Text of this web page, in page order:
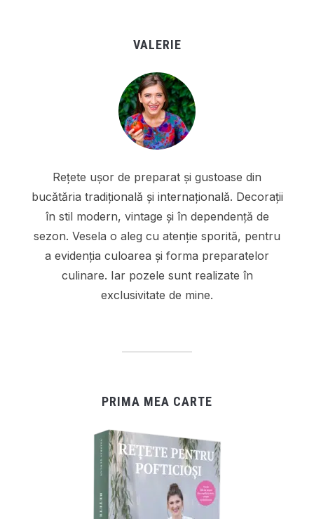
VALERIE
Rețete ușor de preparat și gustoase din
bucătăria tradițională și internațională. Decorații
în stil modern, vintage și în dependență de
sezon. Vesela o aleg cu atenție sporită, pentru
a evidenția culoarea și forma preparatelor
culinare. Iar pozele sunt realizate în
exclusivitate de mine.
PRIMA MEA CARTE